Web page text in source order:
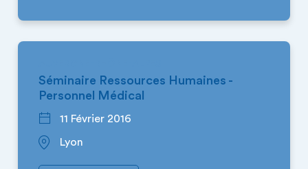
Séminaire Ressources Humaines -
Personnel Médical
11 Février 2016
Lyon